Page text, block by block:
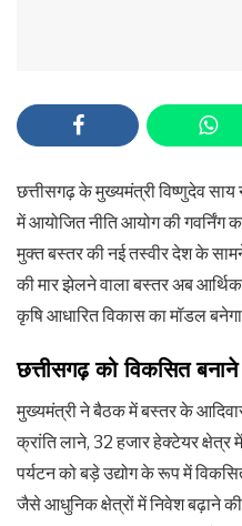
छत्तीसगढ़ के मुख्यमंत्री विष्णुदेव साय
में आयोजित नीति आयोग की
मुक्त बस्तर की नई तस्वीर देश के
की मार झेलने वाला बस्तर अब आर्थिक
कृषि आधारित विकास का मॉडल
छत्तीसगढ़ को विकसित
मुख्यमंत्री ने बैठक में बस्तर के
क्रांति लाने, 32 हजार हेक्टेयर क्षेत्र
पर्यटन को बड़े उद्योग के रूप में
जैसे आधुनिक क्षेत्रों में निवेश बढ़ाने की